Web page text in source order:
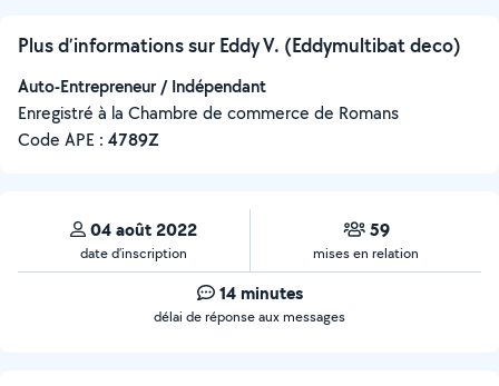
Plus d’informations sur Eddy V. (Eddymultibat deco)
Auto-Entrepreneur / Indépendant
Enregistré à la Chambre de commerce de Romans
Code APE : 4789Z
04 août 2022
date d’inscription
59
mises en relation
14 minutes
délai de réponse aux messages